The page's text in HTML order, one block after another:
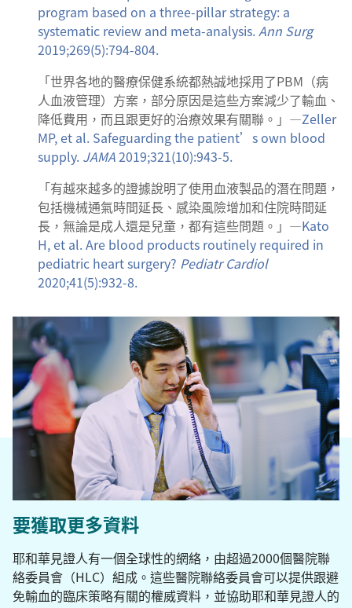
program based on a three-pillar strategy: a
systematic review and meta-analysis. Ann Surg
2019;269(5):794-804.
「世界各地的醫療保健系統都熱誠地採用了PBM（病
人血液管理）方案，部分原因是這些方案減少了輸血、
降低費用，而且跟更好的治療效果有關聯。」—Zeller
MP, et al. Safeguarding the patient’s own blood
supply. JAMA2019;321(10):943-5.
「有越來越多的證據說明了使用血液製品的潛在問題，
包括機械通氣時間延長、感染風險增加和住院時間延
長，無論是成人還是兒童，都有這些問題。」—Kato
H, et al. Are blood products routinely required in
pediatric heart surgery? Pediatr Cardiol
2020;41(5):932-8.
要獲取更多資料
耶和華見證人有一個全球性的網絡，由超過2000個醫院聯
絡委員會（HLC）組成。這些醫院聯絡委員會可以提供跟避
免輸血的臨床策略有關的權威資料，並協助耶和華見證人的